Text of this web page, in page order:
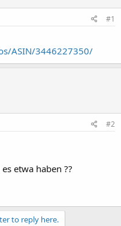
#1
ASIN/3446227350/
#2
etwa haben ??
to reply here.